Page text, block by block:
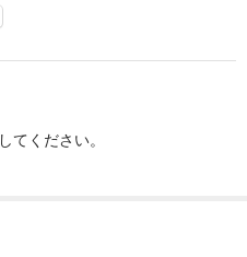
してください。